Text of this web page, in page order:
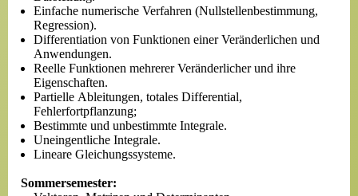
Einfache numerische Verfahren (Nullstellenbestimmung,
Regression).
Differentiation von Funktionen einer Veränderlichen und
Anwendungen.
Reelle Funktionen mehrerer Veränderlicher und ihre
Eigenschaften.
Partielle Ableitungen, totales Differential,
Fehlerfortpflanzung;
Bestimmte und unbestimmte Integrale.
Uneingentliche Integrale.
Lineare Gleichungssysteme.
Sommersemester: